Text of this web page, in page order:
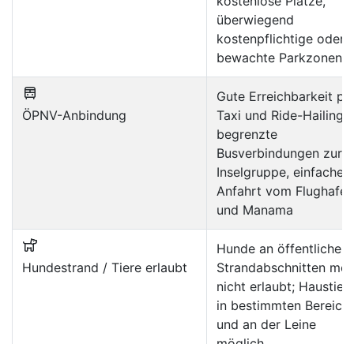
überwiegend
kostenpflichtige oder
bewachte Parkzonen
ÖPNV-Anbindung
Gute Erreichbarkeit
Taxi und Ride-Hailing;
begrenzte
Busverbindungen zur
Inselgruppe, einfache
Anfahrt vom Flughafen
und Manama
Hundestrand / Tiere erlaubt
Hunde an öffentlichen
Strandabschnitten
nicht erlaubt;
in bestimmten
und an der Leine